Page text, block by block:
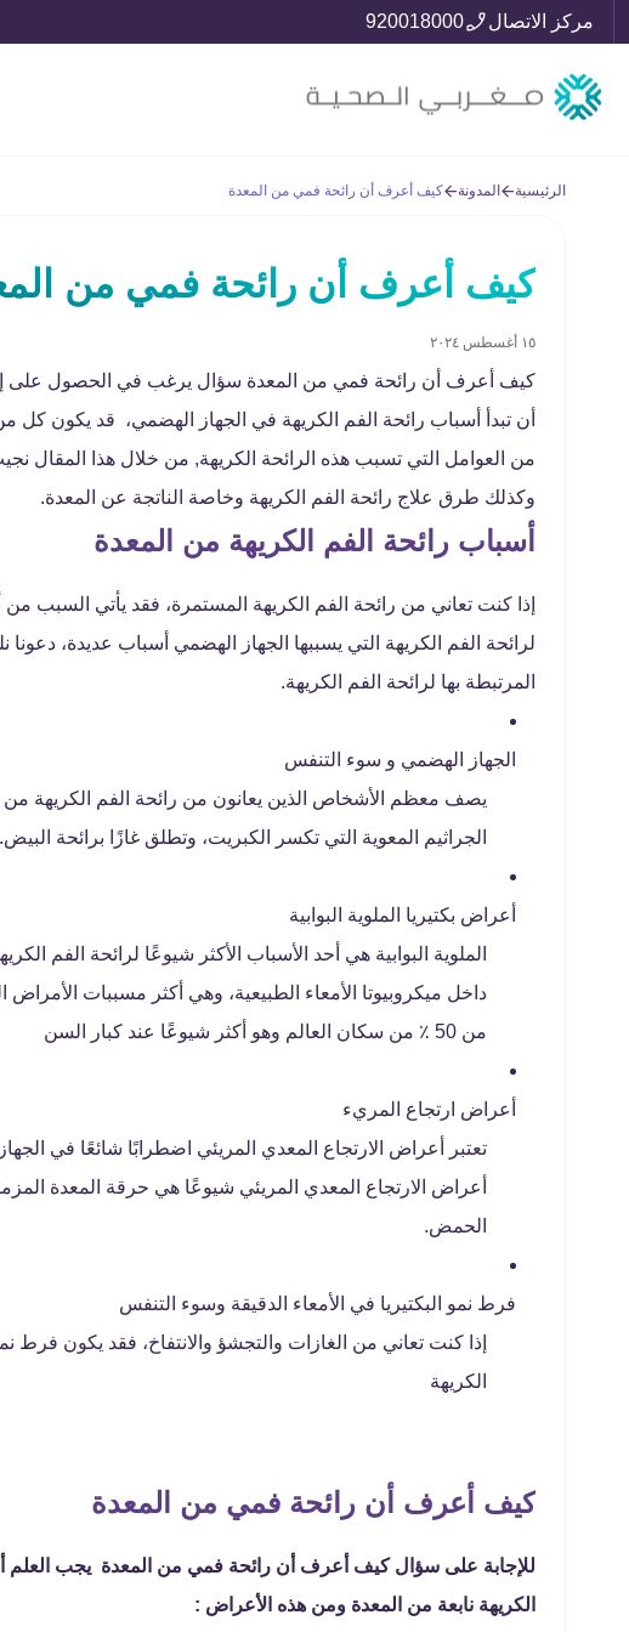
مركز الاتصال 920018000
الرئيسية المدونة كيف أعرف أن رائحة فمي من المعدة
كيف أعرف أن رائحة فمي من
١٥ أغسطس ٢٠٢٤
كيف أعرف أن رائحة فمي من المعدة سؤال يرغب في الحصول على
أن تبدأ أسباب رائحة الفم الكريهة في الجهاز الهضمي، قد يكون كل من
من العوامل التي تسبب هذه الرائحة الكريهة, من خلال هذا
وكذلك طرق علاج رائحة الفم الكريهة وخاصة الناتجة عن المعدة.
أسباب رائحة الفم الكريهة من المعدة
إذا كنت تعاني من رائحة الفم الكريهة المستمرة، فقد يأتي السبب
لرائحة الفم الكريهة التي يسببها الجهاز الهضمي أسباب عديدة،
المرتبطة بها لرائحة الفم الكريهة.
الجهاز الهضمي و سوء التنفس
يصف معظم الأشخاص الذين يعانون من رائحة الفم الكريهة من
الجراثيم المعوية التي تكسر الكبريت، وتطلق غازًا برائحة البيض.
أعراض بكتيريا الملوية البوابية
الملوية البوابية هي أحد الأسباب الأكثر شيوعًا لرائحة الفم
داخل ميكروبيوتا الأمعاء الطبيعية، وهي أكثر مسببات
من 50 ٪ من سكان العالم وهو أكثر شيوعًا عند كبار السن
أعراض ارتجاع المريء
تعتبر أعراض الارتجاع المعدي المريئي اضطرابًا شائعًا في
أعراض الارتجاع المعدي المريئي شيوعًا هي حرقة المعدة
الحمض.
فرط نمو البكتيريا في الأمعاء الدقيقة وسوء التنفس
إذا كنت تعاني من الغازات والتجشؤ والانتفاخ، فقد يكون فرط
الكريهة
كيف أعرف أن رائحة فمي من المعدة
للإجابة على سؤال كيف أعرف أن رائحة فمي من المعدة يجب العلم
الكريهة نابعة من المعدة ومن هذه الأعراض :